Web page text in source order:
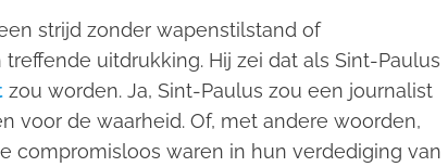
strijd zonder wapenstilstand of
uitdrukking. Hij zei dat als Sint-Paulus
zou worden. Ja, Sint-Paulus zou een journalist
voor de waarheid. Of, met andere woorden,
compromisloos waren in hun verdediging van